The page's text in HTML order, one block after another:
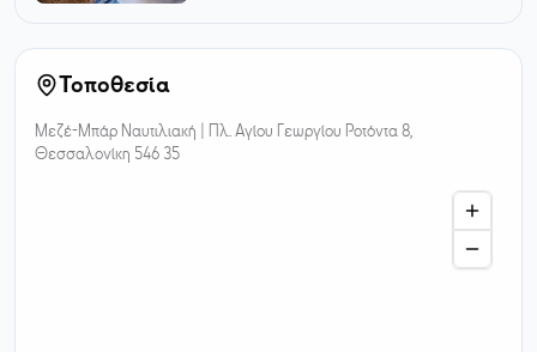
Τοποθεσία
Μεζέ-Μπάρ Ναυτιλιακή |
Πλ. Αγίου Γεωργίου Ροτόντα 8,
Θεσσαλονίκη 546 35